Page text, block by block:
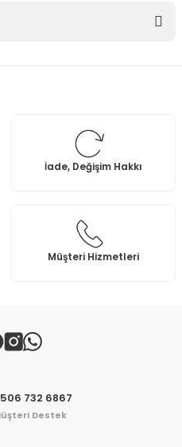
görüntülenemiyor.
bulunuyor.
olmalı.
İade, Değişim Hakkı
Müşteri Hizmetleri
732 6867
Destek